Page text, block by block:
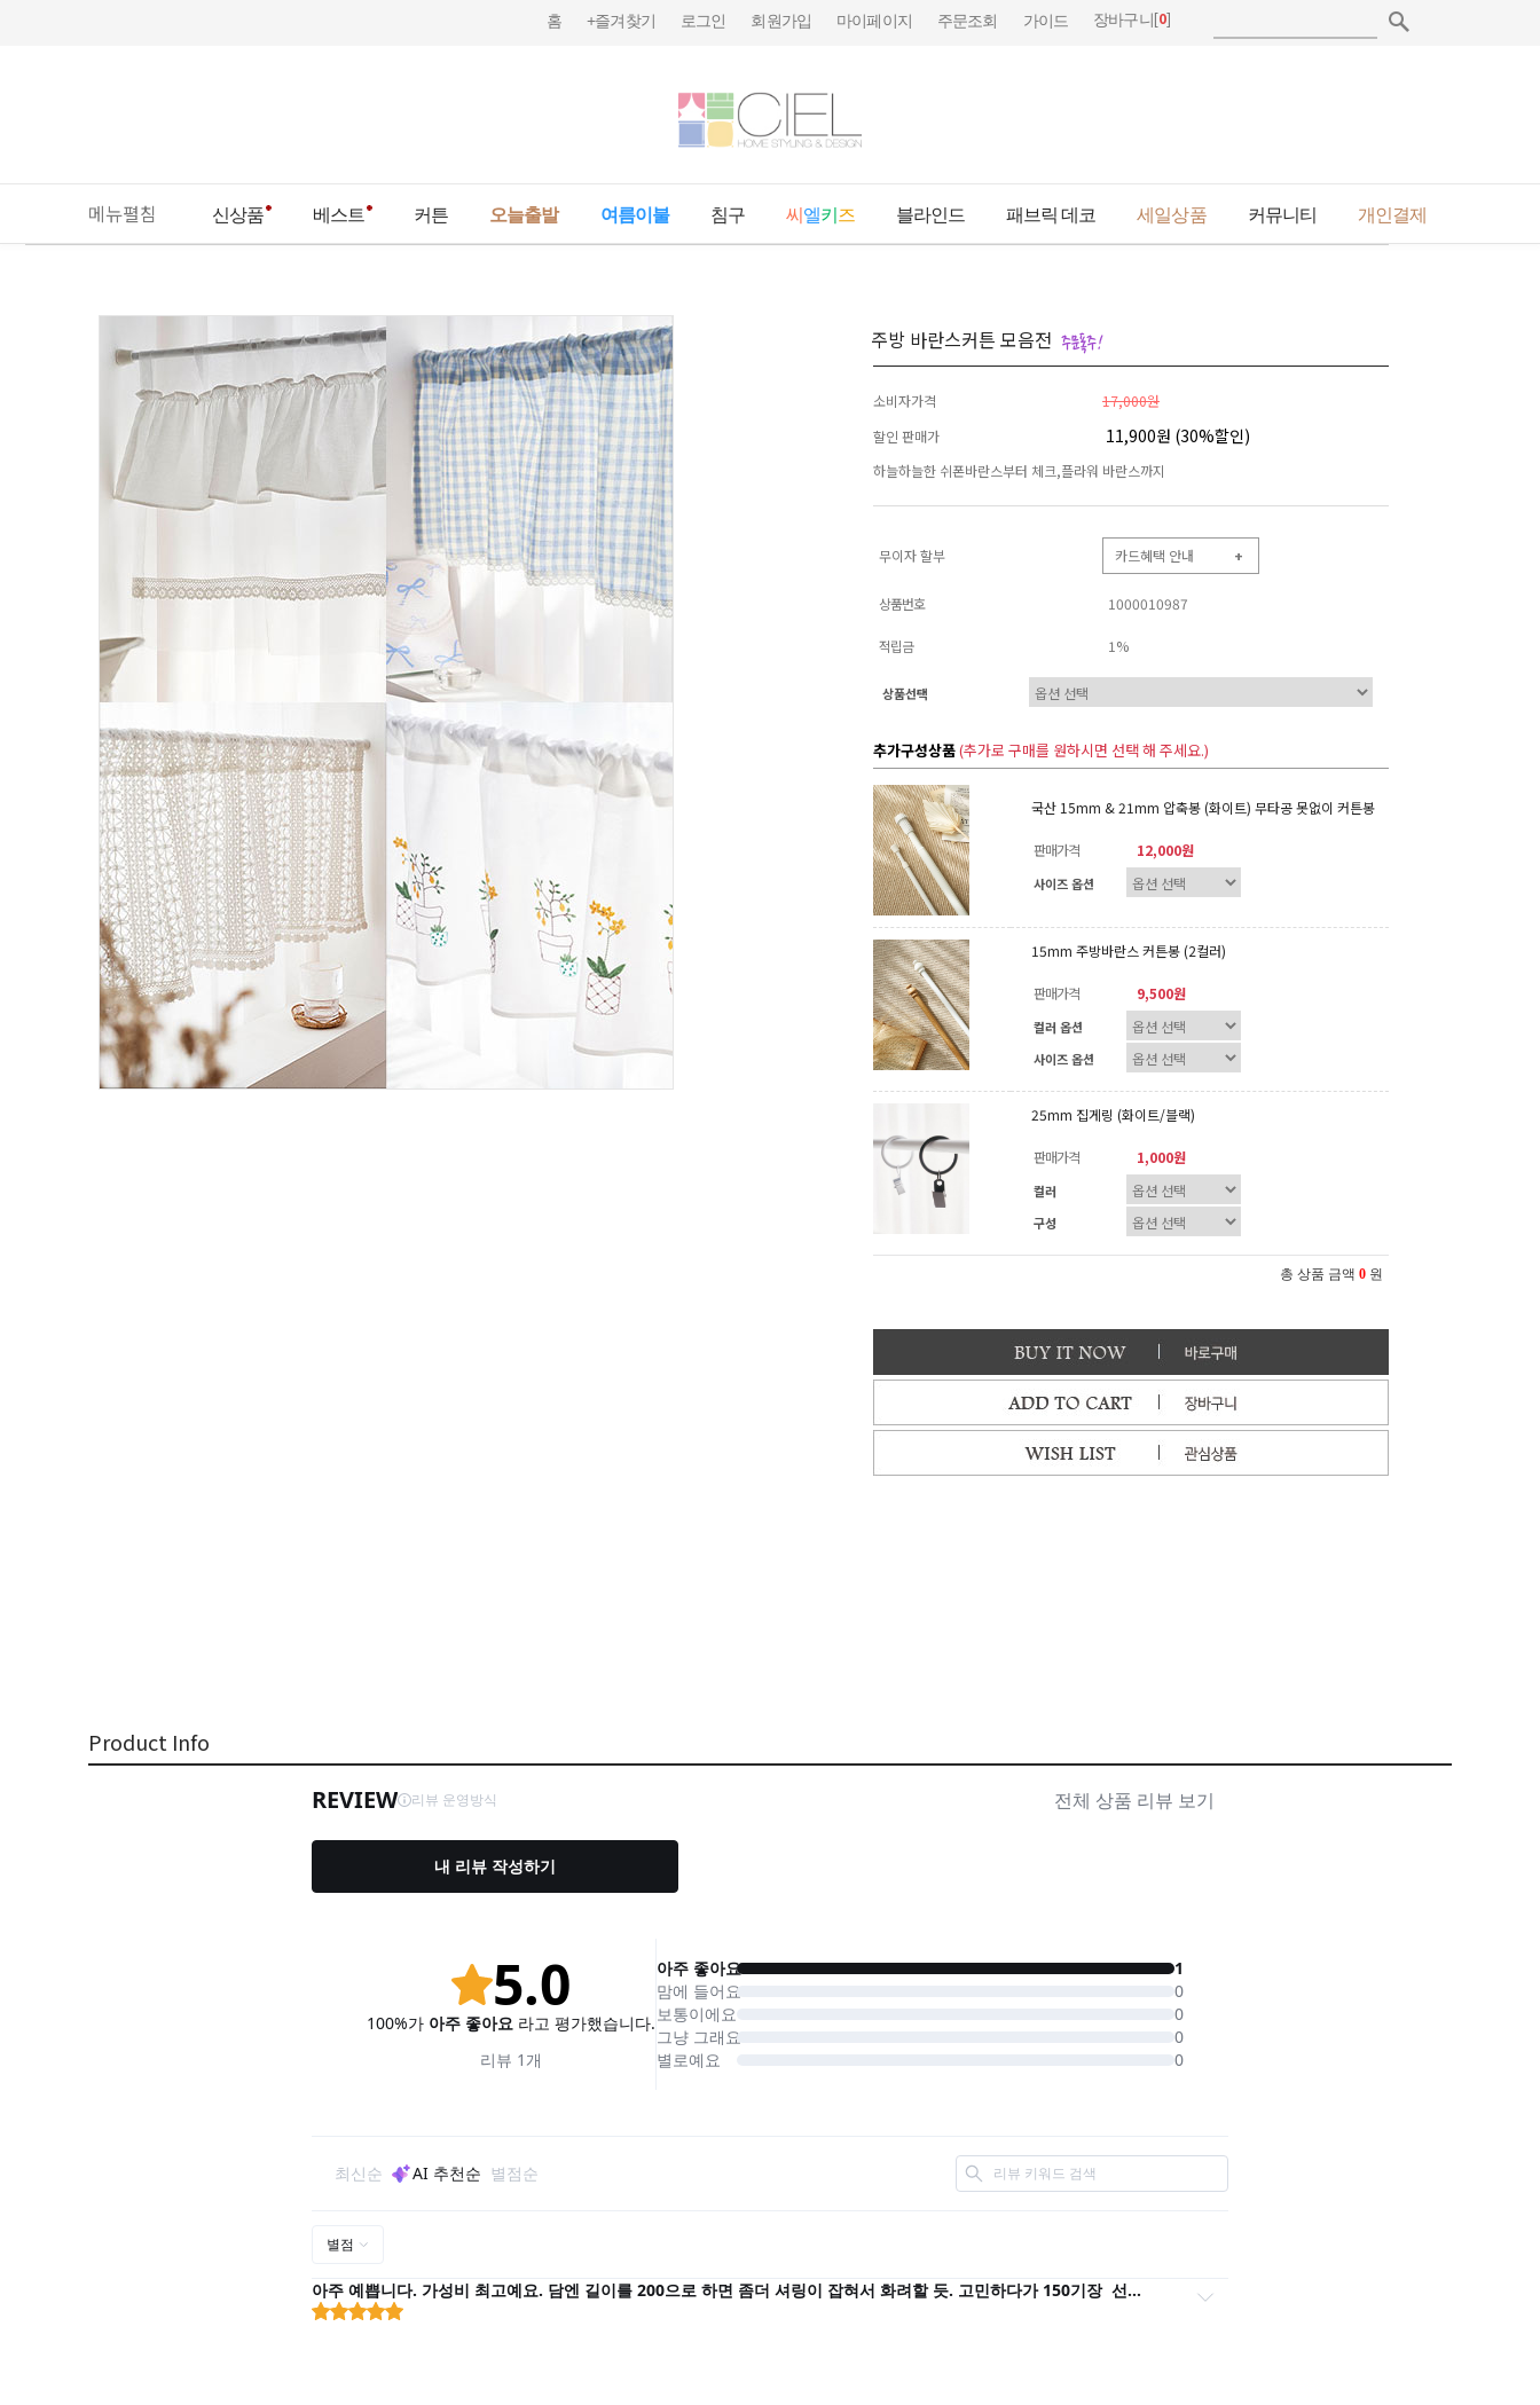
홈 +즐겨찾기 로그인 회원가입 마이페이지 주문조회 가이드 장바구니[0]
메뉴펼침 신상품 베스트 커튼 오늘출발 여름이불 침구 씨 엘키 즈 블라인드 패브릭 데코 세일상품 커뮤니티 개인결제
주방 바란스커튼 모음전
소비자가격
17,000원
할인 판매가
11,900원 (30%할인)
하늘하늘한 쉬폰바란스부터 체크,플라워 바란스까지
무이자 할부 카드혜택 안내 +
상품번호 1000010987
적립금 1%
상품선택
추가구성상품(추가로 구매를 원하시면 선택 해 주세요.)
국산 15mm & 21mm 압축봉 (화이트) 무타공 못없이 커튼봉
판매가격 12,000원
사이즈 옵션
15mm 주방바란스 커튼봉 (2컬러)
판매가격 9,500원
컬러 옵션
사이즈 옵션
25mm 집게링 (화이트/블랙)
판매가격 1,000원
컬러
구성
총 상품 금액 0 원
Product Info